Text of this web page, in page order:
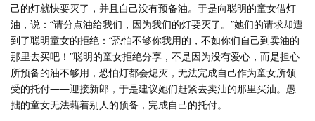
己的灯就快要灭了，并且自己没有预备油。于是向聪明的童女借灯
油，说：“请分点油给我们，因为我们的灯要灭了。”她们的请求却遭
到了聪明童女的拒绝：“恐怕不够你我用的，不如你们自己到卖油的
那里去买吧！”聪明的童女拒绝分享，不是因为没有爱心，而是担心
所预备的油不够用，恐怕灯都会熄灭，无法完成自己作为童女所领
受的托付——迎接新郎，于是建议她们赶紧去卖油的那里买油。愚
拙的童女无法藉着别人的预备，完成自己的托付。